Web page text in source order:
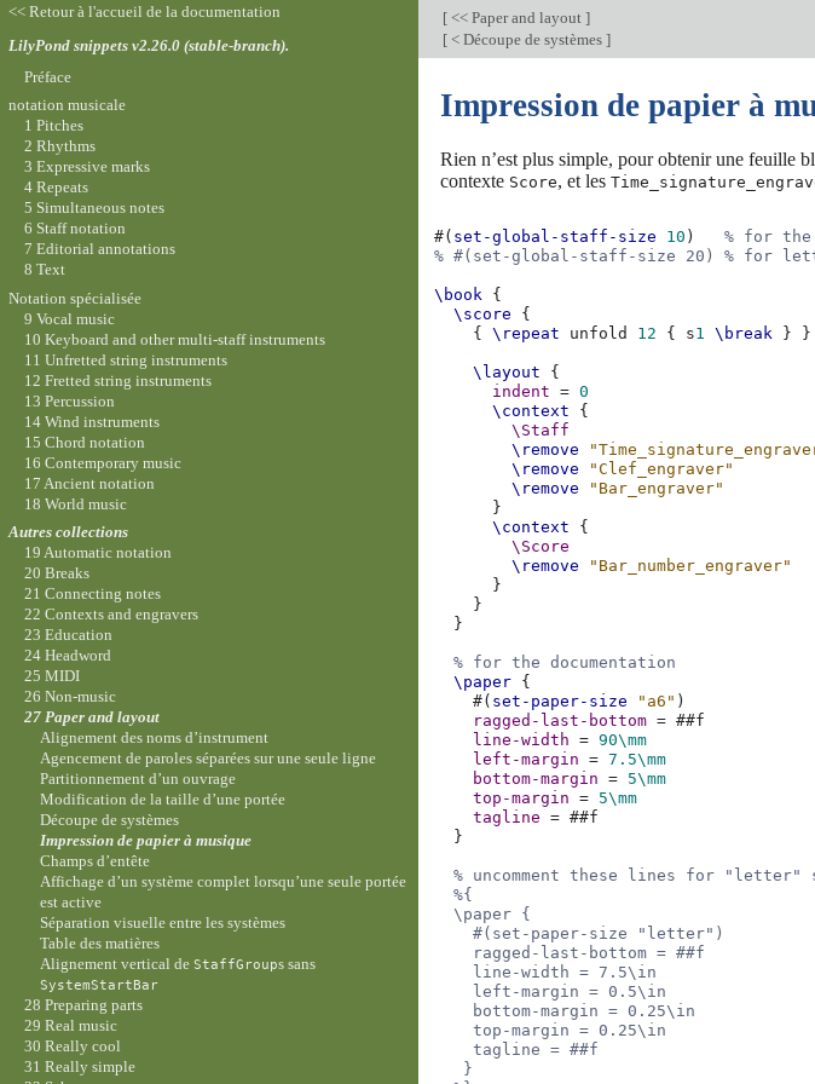
[ << Paper and layout ]
[ < Découpe de systèmes ]
Impression de papier à
Rien n’est plus simple, pour obtenir une feuille
contexte Score, et les
#( set-global-staff-size 10 )
% for the
% #(set-global-staff-size 20) % for
\book {
\score
{
{
\repeat unfold 12 { s1 \break } }
\layout
{
indent
= 0
\context
{
\Staff
\remove
\remove
"Clef_engraver"
\remove
"Bar_engraver"
}
\context
{
\Score
\remove
"Bar_number_engraver"
}
}
}
% for the documentation
\paper {
#( set-paper-size "a6" )
ragged-last-bottom = ##f
line-width
= 90\mm
left-margin
= 7.5\mm
bottom-margin
= 5\mm
top-margin
= 5\mm
tagline
= ##f
}
% uncomment these lines for "letter"
%{
  \paper {
    #(set-paper-size "letter")
    ragged-last-bottom = ##f
    line-width = 7.5\in
    left-margin = 0.5\in
    bottom-margin = 0.25\in
    top-margin = 0.25\in
    tagline = ##f
   }
<< Retour à l'accueil de la documentation
LilyPond snippets v2.26.0 (stable-branch).
Préface
notation musicale
1 Pitches
2 Rhythms
3 Expressive marks
4 Repeats
5 Simultaneous notes
6 Staff notation
7 Editorial annotations
8 Text
Notation spécialisée
9 Vocal music
10 Keyboard and other multi-staff instruments
11 Unfretted string instruments
12 Fretted string instruments
13 Percussion
14 Wind instruments
15 Chord notation
16 Contemporary music
17 Ancient notation
18 World music
Autres collections
19 Automatic notation
20 Breaks
21 Connecting notes
22 Contexts and engravers
23 Education
24 Headword
25 MIDI
26 Non-music
27 Paper and layout
Alignement des noms d’instrument
Agencement de paroles séparées sur une seule ligne
Partitionnement d’un ouvrage
Modification de la taille d’une portée
Découpe de systèmes
Impression de papier à musique
Champs d’entête
Affichage d’un système complet lorsqu’une seule portée
est active
Séparation visuelle entre les systèmes
Table des matières
Alignement vertical deStaffGroups sans
SystemStartBar
28 Preparing parts
29 Real music
30 Really cool
31 Really simple